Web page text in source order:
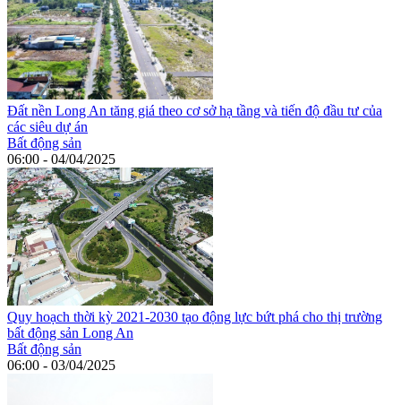
Đất nền Long An tăng giá theo cơ sở hạ tầng và tiến độ đầu tư của
các siêu dự án
Bất động sản
06:00 - 04/04/2025
Quy hoạch thời kỳ 2021-2030 tạo động lực bứt phá cho thị trường
bất động sản Long An
Bất động sản
06:00 - 03/04/2025